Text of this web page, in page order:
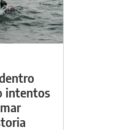
intentos